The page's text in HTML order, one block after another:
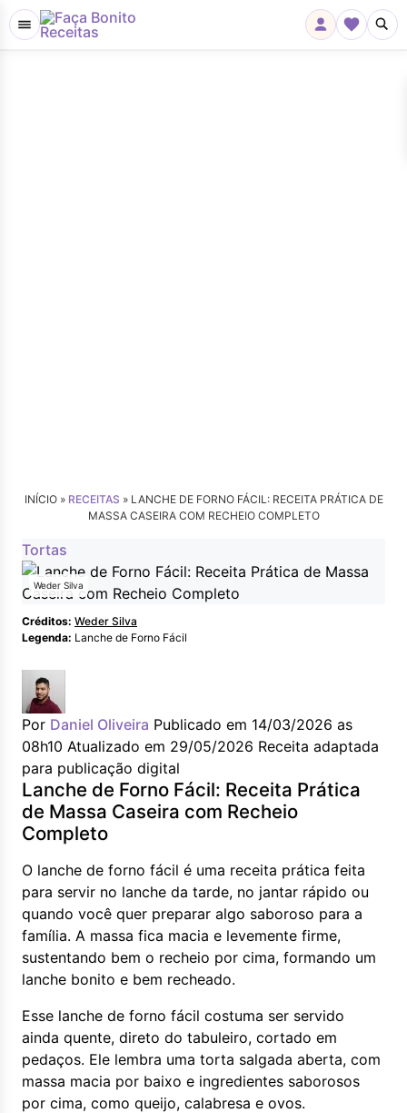
INÍCIO » RECEITAS » LANCHE DE FORNO FÁCIL: RECEITA PRÁTICA DE
MASSA CASEIRA COM RECHEIO COMPLETO
Tortas
Weder Silva
Créditos: Weder Silva
Legenda: Lanche de Forno Fácil
Por Daniel Oliveira Publicado em 14/03/2026 as
08h10 Atualizado em 29/05/2026 Receita adaptada
para publicação digital
Lanche de Forno Fácil: Receita Prática
de Massa Caseira com Recheio
Completo
O lanche de forno fácil é uma receita prática feita
para servir no lanche da tarde, no jantar rápido ou
quando você quer preparar algo saboroso para a
família. A massa fica macia e levemente firme,
sustentando bem o recheio por cima, formando um
lanche bonito e bem recheado.
Esse lanche de forno fácil costuma ser servido
ainda quente, direto do tabuleiro, cortado em
pedaços. Ele lembra uma torta salgada aberta, com
massa macia por baixo e ingredientes saborosos
por cima, como queijo, calabresa e ovos.